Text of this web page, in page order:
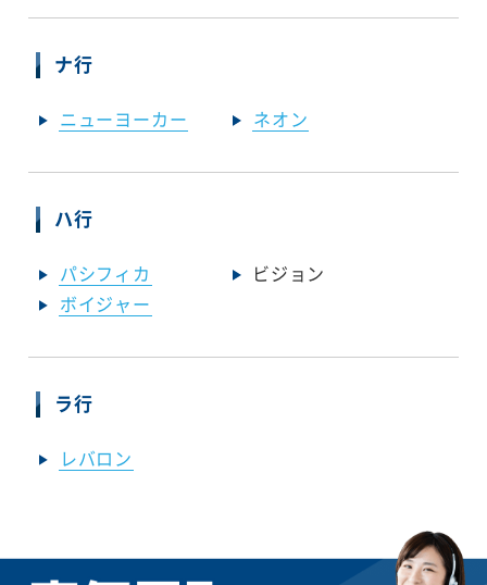
ナ行
ニューヨーカー ネオン
ハ行
パシフィカ
ビジョン
ボイジャー
ラ行
レバロン